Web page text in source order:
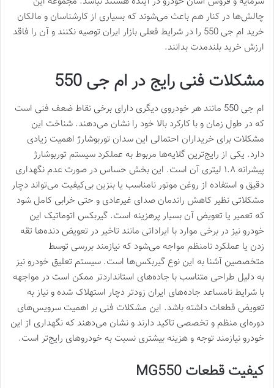
چالش‌ها در کنار هم باعث می‌شوند که بسیاری از کارشناسان و مالکان
خرید ام جی 550 را در شرایط فعلی بازار ایران توصیه نکنند و آن را فاقد
ارزش خرید بلندمدت بدانند.
مشکلات فنی رایج در ام جی 550
ام جی 550 مانند هر خودروی دیگری دارای برخی نقاط ضعف فنی است
که در طول زمان و با کارکرد بالا خود را نشان می‌دهند. شناخت این
مشکلات برای خریداران احتمالی این سدان توربوشارژ اهمیت زیادی
دارد. یکی از رایج‌ترین گلایه‌ها مربوط به عملکرد سیستم توربوشارژ
پیشرانه ۱.۸ لیتری آن است. این بخش حساس در صورت عدم نگهداری
دقیق و استفاده از روغن موتور نامناسب یا بنزین بی‌کیفیت می‌تواند دچار
مشکلاتی نظیر کاهش راندمان صدای غیرعادی و حتی خرابی کامل شود
که تعمیر یا تعویض آن بسیار پرهزینه است. گیربکس اتوماتیک این
خودرو نیز در برخی موارد با ایراداتی مانند تاخیر در تعویض دنده‌ها تقه
زدن یا عملکرد نامنظم مواجه می‌شود که نیازمند بررسی توسط
متخصصین آشنا به این نوع گیربکس‌ها است. سیستم تعلیق خودرو نیز
به دلیل طراحی متناسب با جاده‌های استانداردتر ممکن است در مواجهه
با شرایط نامساعد جاده‌های ایران زودتر دچار استهلاک شده و نیاز به
تعویض قطعات داشته باشد. این مشکلات فنی بر اهمیت سرویس‌های
دوره‌ای منظم و تخصصی تاکید دارند و نشان می‌دهند که نگهداری از این
خودرو نیازمند توجه و هزینه بیشتری نسبت به خودروهای رایج‌تر است.
کیفیت قطعات MG550